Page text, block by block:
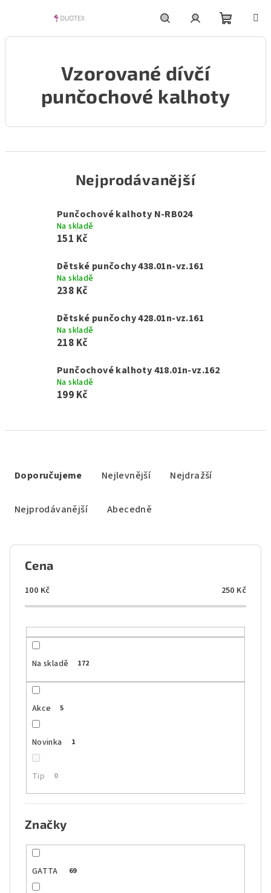
HledatPřihlášeníNákupní
Vzorované dívčí
punčochové kalhoty
Nejprodávanější
Punčochové kalhoty N-RB024
Na skladě
151 Kč
Dětské punčochy 438.01n-vz.161
Na skladě
238 Kč
Dětské punčochy 428.01n-vz.161
Na skladě
218 Kč
Punčochové kalhoty 418.01n-vz.162
Na skladě
199 Kč
Doporučujeme Nejlevnější Nejdražší
Nejprodávanější Abecedně
Cena
100 Kč 250 Kč
Na skladě 172
Akce 5
Novinka 1
Tip 0
Značky
GATTA 69